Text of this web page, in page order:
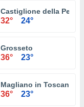
Castiglione della
32° 24°
Grosseto
36° 23°
Magliano in Toscana
36° 23°